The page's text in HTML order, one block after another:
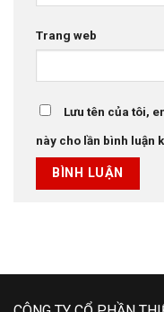
Trang web
Lưu tên của tôi,
này cho lần bình luận